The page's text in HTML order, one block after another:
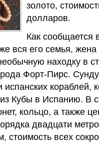
золото,
долларов.
Как
вся его семья,
находку в
Форт-Пирс.
испанских кораблей,
Кубы в Испанию. В
кольцо, а также
двадцати
стоимость всех